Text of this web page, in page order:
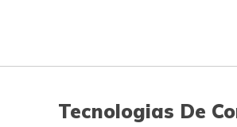
Tecnologias De